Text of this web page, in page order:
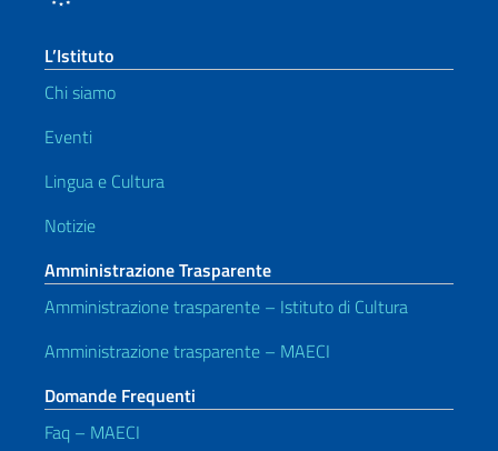
L’Istituto
Chi siamo
Eventi
Lingua e Cultura
Notizie
Amministrazione Trasparente
Amministrazione trasparente – Istituto di Cultura
Amministrazione trasparente – MAECI
Domande Frequenti
Faq – MAECI